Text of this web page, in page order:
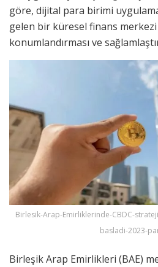
göre, dijital para birimi
gelen bir küresel finans
konumlandırması ve
Birlesik-Arap-Emirliklerinde-CBDC-
basladi-2023-
Birleşik Arap Emirlikleri (BAE)